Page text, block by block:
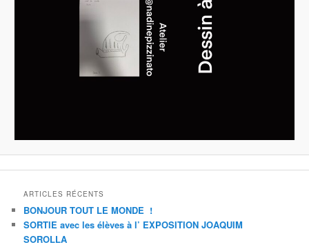
ARTICLES RÉCENTS
BONJOUR TOUT LE MONDE !
SORTIE avec les élèves à l’ EXPOSITION JOAQUIM
SOROLLA